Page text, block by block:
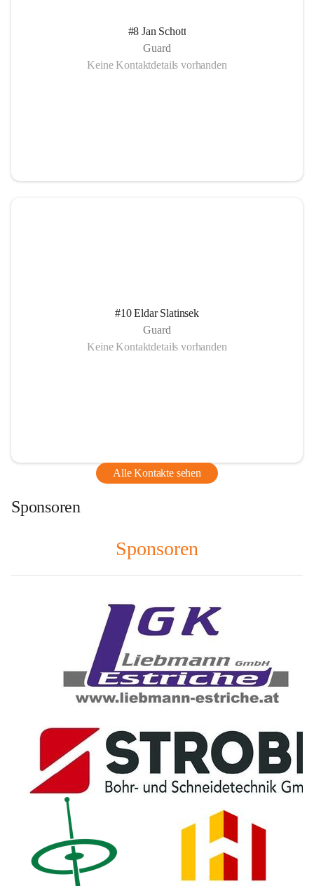
#8 Jan Schott
Guard
Keine Kontaktdetails vorhanden
#10 Eldar Slatinsek
Guard
Keine Kontaktdetails vorhanden
Alle Kontakte sehen
Sponsoren
Sponsoren